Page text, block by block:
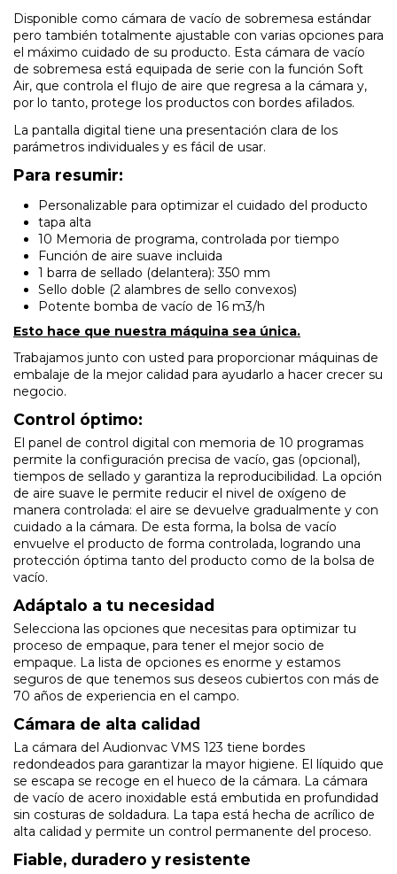
Disponible como cámara de vacío de sobremesa estándar
pero también totalmente ajustable con varias opciones para
el máximo cuidado de su producto. Esta cámara de vacío
de sobremesa está equipada de serie con la función Soft
Air, que controla el flujo de aire que regresa a la cámara y,
por lo tanto, protege los productos con bordes afilados.
La pantalla digital tiene una presentación clara de los
parámetros individuales y es fácil de usar.
Para resumir:
Personalizable para optimizar el cuidado del producto
tapa alta
10 Memoria de programa, controlada por tiempo
Función de aire suave incluida
1 barra de sellado (delantera): 350 mm
Sello doble (2 alambres de sello convexos)
Potente bomba de vacío de 16 m3/h
Esto hace que nuestra máquina sea única.
Trabajamos junto con usted para proporcionar máquinas de
embalaje de la mejor calidad para ayudarlo a hacer crecer su
negocio.
Control óptimo:
El panel de control digital con memoria de 10 programas
permite la configuración precisa de vacío, gas (opcional),
tiempos de sellado y garantiza la reproducibilidad. La opción
de aire suave le permite reducir el nivel de oxígeno de
manera controlada: el aire se devuelve gradualmente y con
cuidado a la cámara. De esta forma, la bolsa de vacío
envuelve el producto de forma controlada, logrando una
protección óptima tanto del producto como de la bolsa de
vacío.
Adáptalo a tu necesidad
Selecciona las opciones que necesitas para optimizar tu
proceso de empaque, para tener el mejor socio de
empaque. La lista de opciones es enorme y estamos
seguros de que tenemos sus deseos cubiertos con más de
70 años de experiencia en el campo.
Cámara de alta calidad
La cámara del Audionvac VMS 123 tiene bordes
redondeados para garantizar la mayor higiene. El líquido que
se escapa se recoge en el hueco de la cámara. La cámara
de vacío de acero inoxidable está embutida en profundidad
sin costuras de soldadura. La tapa está hecha de acrílico de
alta calidad y permite un control permanente del proceso.
Fiable, duradero y resistente